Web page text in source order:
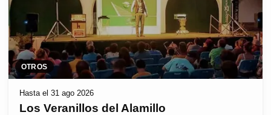
OTROS
Hasta el 31 ago 2026
Los Veranillos del Alamillo